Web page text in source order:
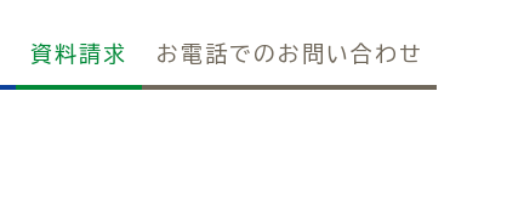
資料請求 お電話でのお問い合わせ